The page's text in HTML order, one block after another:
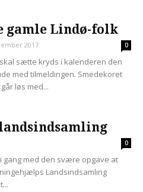
gamle Lindø-folk
2017 0
sætte kryds i kalenderen den
med tilmeldingen. Smedekoret
løs med...
0
gang med den svære opgave at
Landsindsamling